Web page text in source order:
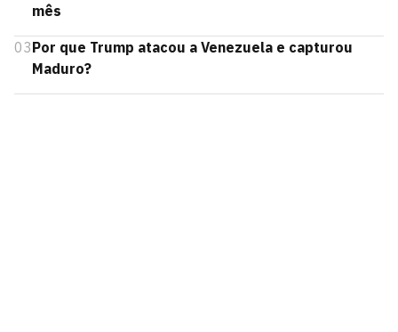
mês
03Por que Trump atacou a Venezuela e capturou
Maduro?